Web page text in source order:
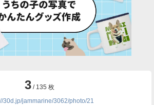
3/ 135 枚
30d.jp/jammarine/3062/photo/21